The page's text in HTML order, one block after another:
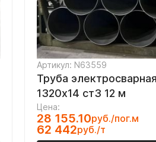
Артикул: N63559
Труба электросварная
1320х14 ст3 12 м
Цена:
28 155.10руб./пог.м
62 442руб./т